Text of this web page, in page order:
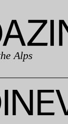
Alps